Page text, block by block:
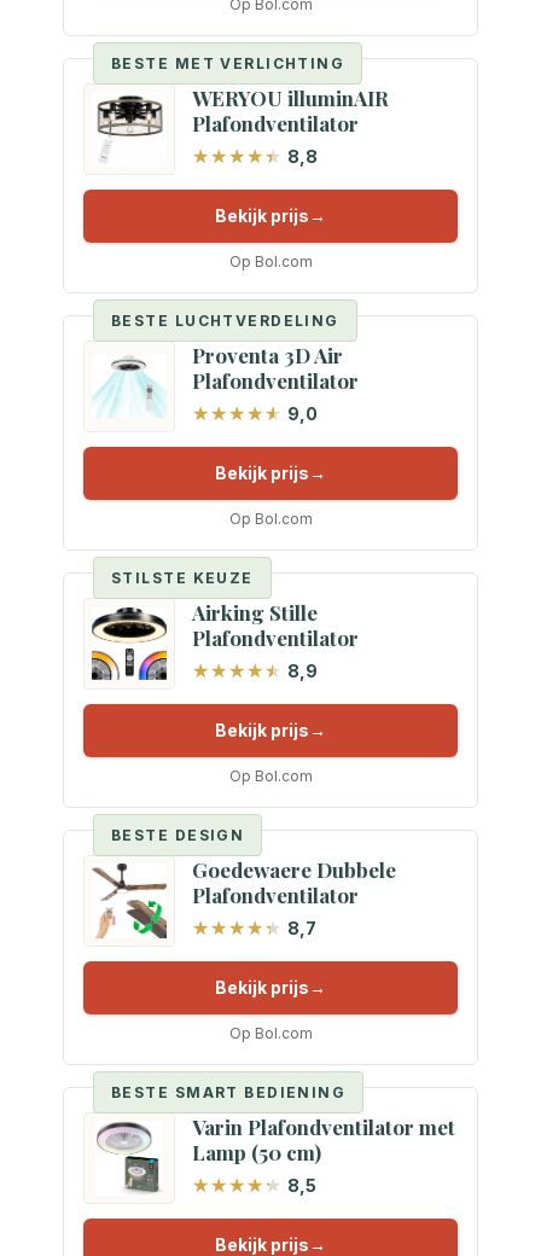
Op Bol.com
BESTE MET VERLICHTING
WERYOU illuminAIR
Plafondventilator
8,8
Bekijk prijs
Op Bol.com
BESTE LUCHTVERDELING
Proventa 3D Air
Plafondventilator
9,0
Bekijk prijs
Op Bol.com
STILSTE KEUZE
Airking Stille
Plafondventilator
8,9
Bekijk prijs
Op Bol.com
BESTE DESIGN
Goedewaere Dubbele
Plafondventilator
8,7
Bekijk prijs
Op Bol.com
BESTE SMART BEDIENING
Varin Plafondventilator met
Lamp (50 cm)
8,5
Bekijk prijs